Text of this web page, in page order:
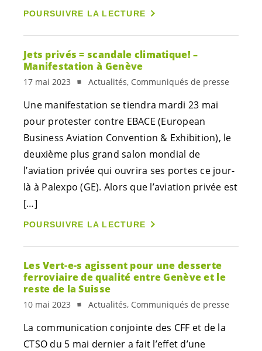
POURSUIVRE LA LECTURE
Jets privés = scandale climatique! –
Manifestation à Genève
17 mai 2023 Actualités, Communiqués de presse
Une manifestation se tiendra mardi 23 mai
pour protester contre EBACE (European
Business Aviation Convention & Exhibition), le
deuxième plus grand salon mondial de
l’aviation privée qui ouvrira ses portes ce jour-
là à Palexpo (GE). Alors que l’aviation privée est
[…]
POURSUIVRE LA LECTURE
LesVert-e-s agissent pour une desserte
ferroviaire de qualité entre Genève et le
reste de la Suisse
10 mai 2023 Actualités, Communiqués de presse
La communication conjointe des CFF et de la
CTSO du 5 mai dernier a fait l’effet d’une